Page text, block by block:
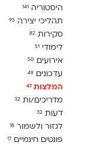
היסטוריה 141
תהליכי יצירה 95
סקירות 82
לימודִי 51
אירועים 50
עדכונים 49
המלצות47
מדריכים/ות 32
דעות 32
לגזור ולשמור 18
פונטים חינמיים 17